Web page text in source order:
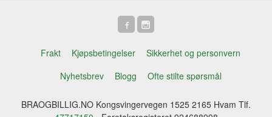
Frakt Kjøpsbetingelser
Sikkerhet og personvern
Nyhetsbrev
Blogg Ofte stilte spørsmål
BRAOGBILLIG.NO Kongsvingervegen 1525 2165 Hvam Tlf.